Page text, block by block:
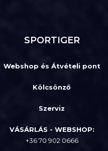
SPORTIGER
Webshop és Átvételi pont
Kölcsönző
Szerviz
VÁSÁRLÁS - WEBSHOP:
+36 70 902 0666